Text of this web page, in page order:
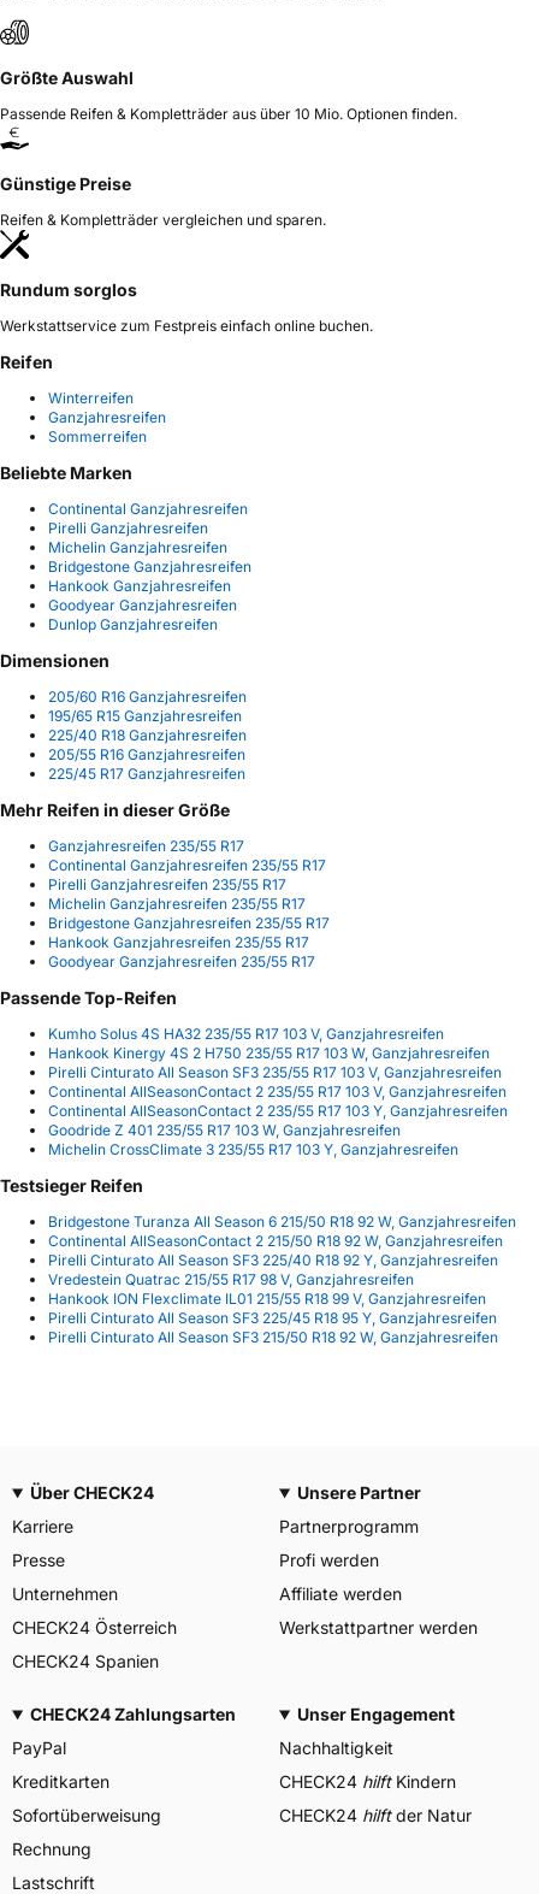
Größte Auswahl
Passende Reifen & Kompletträder aus über 10 Mio. Optionen finden.
Günstige Preise
Reifen & Kompletträder vergleichen und sparen.
Rundum sorglos
Werkstattservice zum Festpreis einfach online buchen.
Reifen
Winterreifen
Ganzjahresreifen
Sommerreifen
Beliebte Marken
Continental Ganzjahresreifen
Pirelli Ganzjahresreifen
Michelin Ganzjahresreifen
Bridgestone Ganzjahresreifen
Hankook Ganzjahresreifen
Goodyear Ganzjahresreifen
Dunlop Ganzjahresreifen
Dimensionen
205/60 R16 Ganzjahresreifen
195/65 R15 Ganzjahresreifen
225/40 R18 Ganzjahresreifen
205/55 R16 Ganzjahresreifen
225/45 R17 Ganzjahresreifen
Mehr Reifen in dieser Größe
Ganzjahresreifen 235/55 R17
Continental Ganzjahresreifen 235/55 R17
Pirelli Ganzjahresreifen 235/55 R17
Michelin Ganzjahresreifen 235/55 R17
Bridgestone Ganzjahresreifen 235/55 R17
Hankook Ganzjahresreifen 235/55 R17
Goodyear Ganzjahresreifen 235/55 R17
Passende Top-Reifen
Kumho Solus 4S HA32 235/55 R17 103 V, Ganzjahresreifen
Hankook Kinergy 4S 2 H750 235/55 R17 103 W, Ganzjahresreifen
Pirelli Cinturato All Season SF3 235/55 R17 103 V, Ganzjahresreifen
Continental AllSeasonContact 2 235/55 R17 103 V, Ganzjahresreifen
Continental AllSeasonContact 2 235/55 R17 103 Y, Ganzjahresreifen
Goodride Z 401 235/55 R17 103 W, Ganzjahresreifen
Michelin CrossClimate 3 235/55 R17 103 Y, Ganzjahresreifen
Testsieger Reifen
Bridgestone Turanza All Season 6 215/50 R18 92 W, Ganzjahresreifen
Continental AllSeasonContact 2 215/50 R18 92 W, Ganzjahresreifen
Pirelli Cinturato All Season SF3 225/40 R18 92 Y, Ganzjahresreifen
Vredestein Quatrac 215/55 R17 98 V, Ganzjahresreifen
Hankook ION Flexclimate IL01 215/55 R18 99 V, Ganzjahresreifen
Pirelli Cinturato All Season SF3 225/45 R18 95 Y, Ganzjahresreifen
Pirelli Cinturato All Season SF3 215/50 R18 92 W, Ganzjahresreifen
Über CHECK24
Karriere
Presse
Unternehmen
CHECK24 Österreich
CHECK24 Spanien
Unsere Partner
Partnerprogramm
Profi werden
Affiliate werden
Werkstattpartner werden
CHECK24 Zahlungsarten
PayPal
Kreditkarten
Sofortüberweisung
Rechnung
Lastschrift
Unser Engagement
Nachhaltigkeit
CHECK24 hilftKindern
CHECK24 hilftder Natur